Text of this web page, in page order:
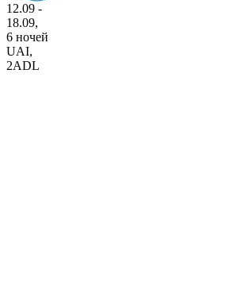
12.09 -
18.09,
6 ночей
UAI,
2ADL